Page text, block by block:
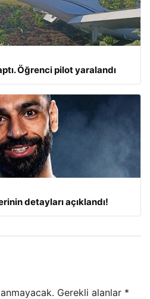
Öğrenci pilot yaralandı
detayları açıklandı!
Gerekli alanlar *